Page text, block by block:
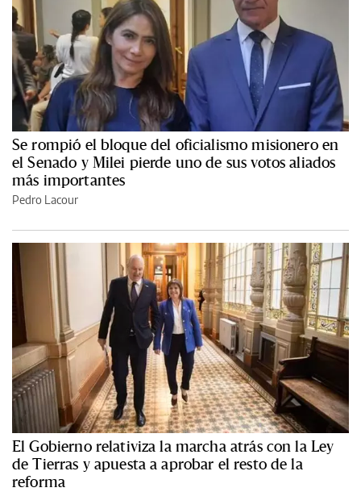
Se rompió el bloque del oficialismo misionero en
el Senado y Milei pierde uno de sus votos aliados
más importantes
Pedro Lacour
El Gobierno relativiza la marcha atrás con la Ley
de Tierras y apuesta a aprobar el resto de la
reforma